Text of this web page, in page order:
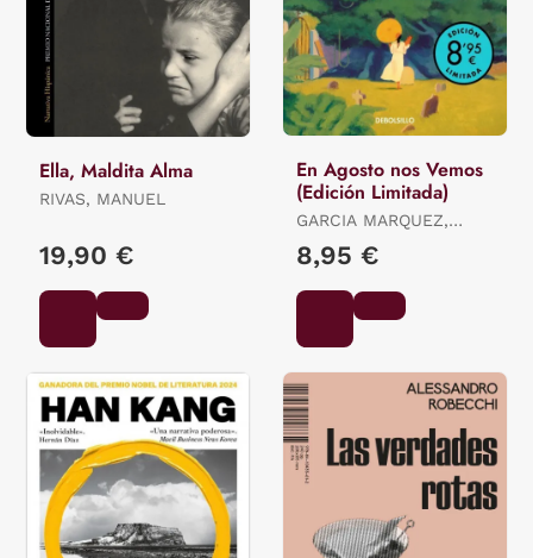
Ella, Maldita Alma
RIVAS, MANUEL
19,90 €
En Agosto nos Vemos
(Edición Limitada)
GARCIA MARQUEZ,
GABRIEL
8,95 €